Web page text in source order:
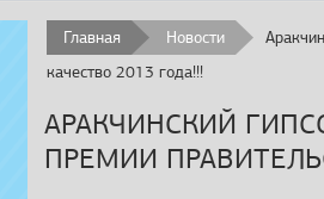
Главная / Новости
качество 2013 года!!!
АРАКЧИНСКИЙ
ПРЕМИИ